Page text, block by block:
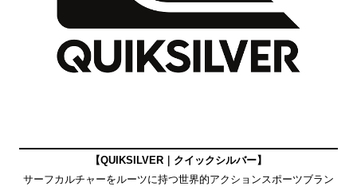
【QUIKSILVER｜クイックシルバー】
サーフカルチャーをルーツに持つ世界的アクションスポーツブラン